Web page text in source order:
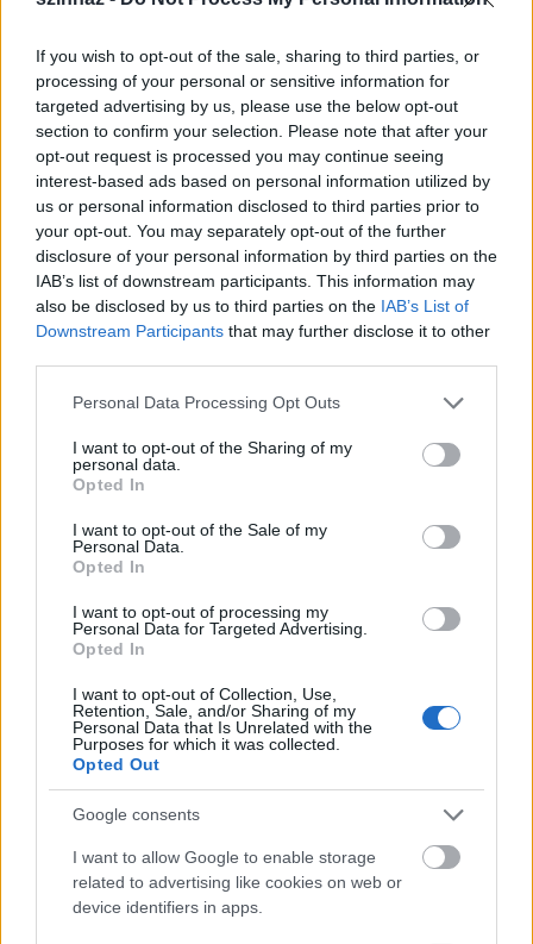
If you wish to opt-out of the sale, sharing to third parties, or
processing of your personal or sensitive information for
targeted advertising by us, please use the below opt-out
section to confirm your selection. Please note that after your
opt-out request is processed you may continue seeing
interest-based ads based on personal information utilized by
us or personal information disclosed to third parties prior to
your opt-out. You may separately opt-out of the further
disclosure of your personal information by third parties on the
IAB’s list of downstream participants. This information may
also be disclosed by us to third parties on the IAB’s List of
Downstream Participants that may further disclose it to other
Please note that this website/app uses one or more Google
not limited to your visit or usage behaviour. You may click to
grant or deny consent to Google and its third-party tags to
use your data for below specified purposes in below Google
consent section.
Personal Data Processing Opt Outs
I want to opt-out of the Sharing of my
personal data.
Opted In
I want to opt-out of the Sale of my
Personal Data.
Opted In
I want to opt-out of processing my
Personal Data for Targeted Advertising.
Opted In
I want to opt-out of Collection, Use,
Retention, Sale, and/or Sharing of my
Personal Data that Is Unrelated with the
Purposes for which it was collected.
Opted Out
Google consents
I want to allow Google to enable storage
related to advertising like cookies on web or
device identifiers in apps.
jelmeztervezés tanára.Nagy szerepe volt a
jelmeztervező iskola"kibontakoztatásában.
Művészetére elegáns formakultúra, karakterfestő
készség, a legkülönbözőbb képző- és iparművészeti,
népművészeti stílusok, eszközök adaptálása, ízlés,
humor, irónia jellemző.
Kitüntetései:
Jászai Mari-díj1971,Érdemes művész 1975,
A prágai kvadriennálé ezüstdíja1975,
Az újvidéki nemzetközi kiállítás ezüstdíja1979,
Kiváló művész1985, Erzsébet-díj1991,Kossuth-
díj1997,
Főnix-díj2005.
SHÄFFER JUDIT OLDALA
Schaffer Judit
jelmezterve
Csiky
Gergely: A
nagymama
című
színjátékának
előadásához,
Tolnay Klári
számára -
Nemzeti
Shäffer Judit